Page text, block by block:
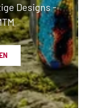
Designs -